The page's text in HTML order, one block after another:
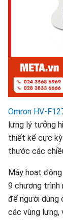
Omron HV-
lưng lý tưởng
thiết kế cực
thước các
Máy hoạt
9 chương trình
để người dùng
các vùng lưng,